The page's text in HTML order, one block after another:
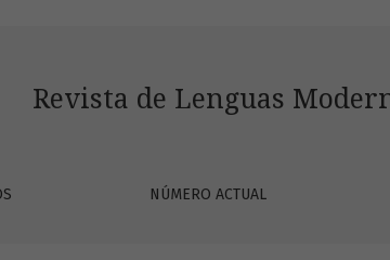
Revista de Lenguas
NÚMERO ACTUAL